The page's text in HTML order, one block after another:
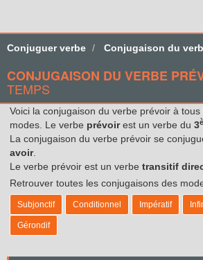
Conjuguer verbe Conjugaison du
CONJUGAISON DU VERBE
TEMPS
Voici la conjugaison du verbe prévoir à
modes. Le verbe prévoirest un verbe du 3
La conjugaison du verbe prévoir se
avoir.
Le verbe prévoir est un verbe transitif
Retrouver toutes les conjugaisons des
Subjonctif Conditionnel Impératif
Gérondif